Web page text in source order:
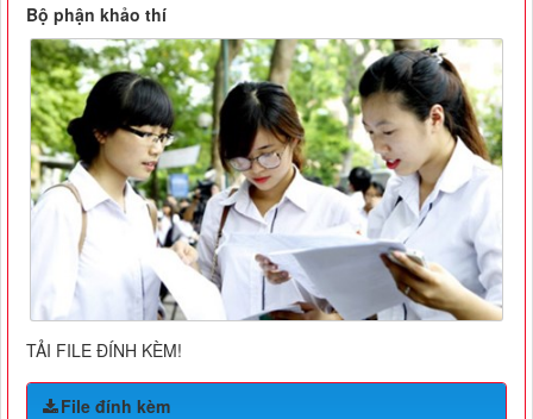
Bộ phận khảo thí
TẢI FILE ĐÍNH KÈM!
File đính kèm